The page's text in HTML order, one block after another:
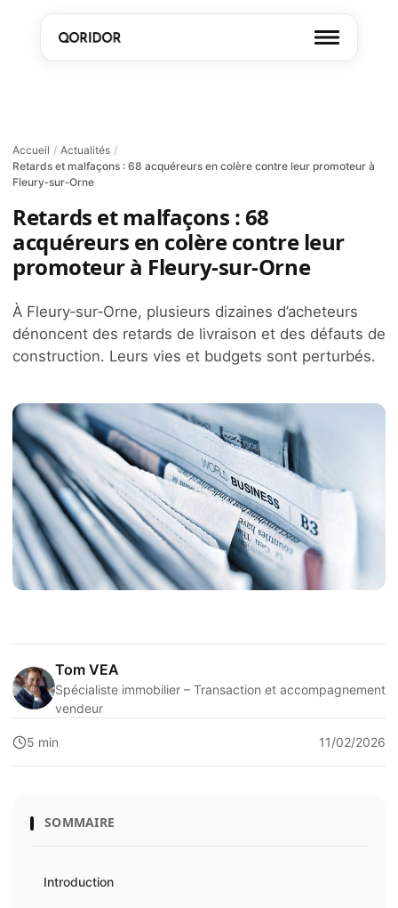
Accueil / Actualités /
Retards et malfaçons : 68 acquéreurs en colère contre leur promoteur à
Fleury‑sur‑Orne
Retards et malfaçons : 68
acquéreurs en colère contre leur
promoteur à Fleury‑sur‑Orne
À Fleury‑sur‑Orne, plusieurs dizaines d’acheteurs
dénoncent des retards de livraison et des défauts de
construction. Leurs vies et budgets sont perturbés.
Tom VEA
Spécialiste immobilier – Transaction et accompagnement
vendeur
5 min 11/02/2026
SOMMAIRE
Introduction